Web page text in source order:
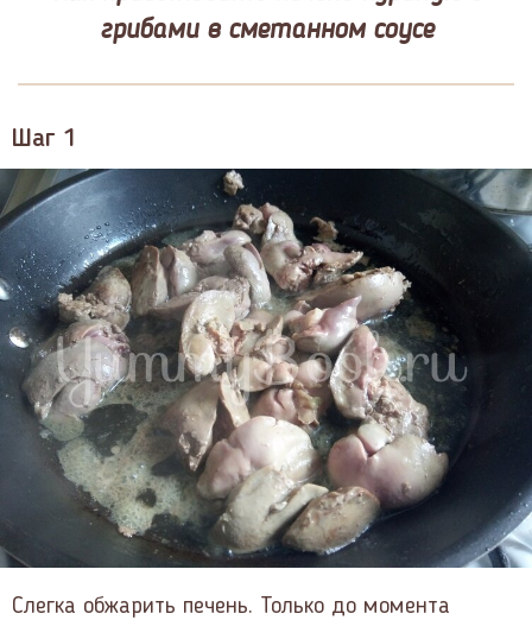
грибами в сметанном соусе
Шаг 1
Слегка обжарить печень. Только до момента